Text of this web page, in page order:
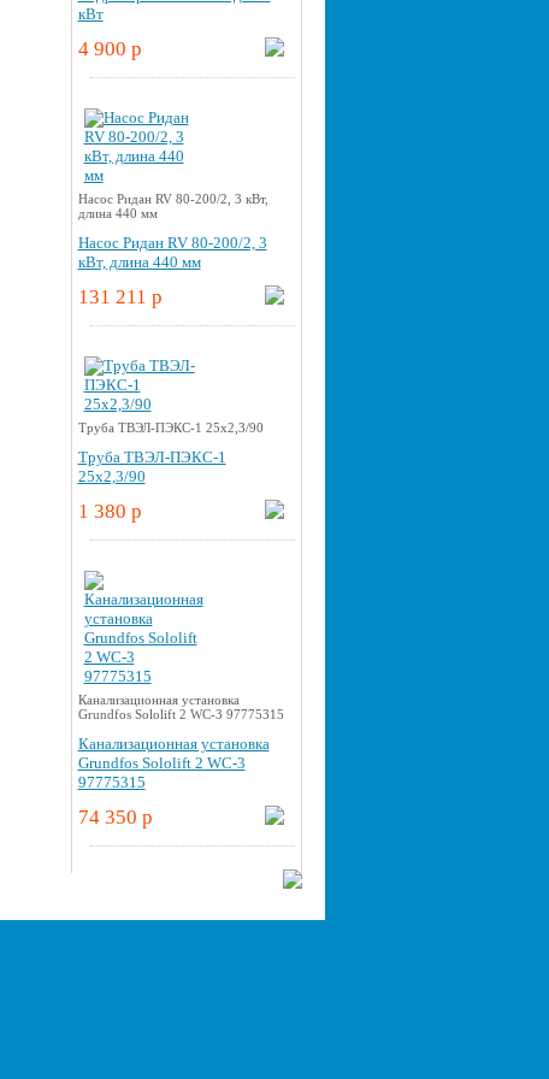
кВт
4 900 p
Насос Ридан RV 80-200/2, 3 кВт,
длина 440 мм
Насос Ридан RV 80-200/2, 3
кВт, длина 440 мм
131 211 p
Труба ТВЭЛ-ПЭКС-1 25x2,3/90
Труба ТВЭЛ-ПЭКС-1
25x2,3/90
1 380 p
Канализационная установка
Grundfos Sololift 2 WC-3 97775315
Канализационная установка
Grundfos Sololift 2 WC-3
97775315
74 350 p